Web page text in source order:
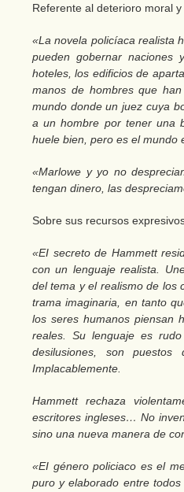
Referente al deterioro moral
«La novela policíaca realista
pueden gobernar
hoteles, los edificios de
manos de hombres que
mundo donde un juez cuya
a un hombre por tener una
huele bien, pero es el mundo
«Marlowe y yo no
tengan dinero, las
Sobre sus recursos
«EI secreto de Hammett
con un lenguaje realista.
del tema y el realismo de los
trama imaginaria, en tanto
los seres humanos piensan
reales. Su lenguaje es
desilusiones, son puestos
Implacablemente.
Hammett rechaza
escritores ingleses… No
sino una nueva manera de
«EI género policiaco es el
puro y elaborado entre